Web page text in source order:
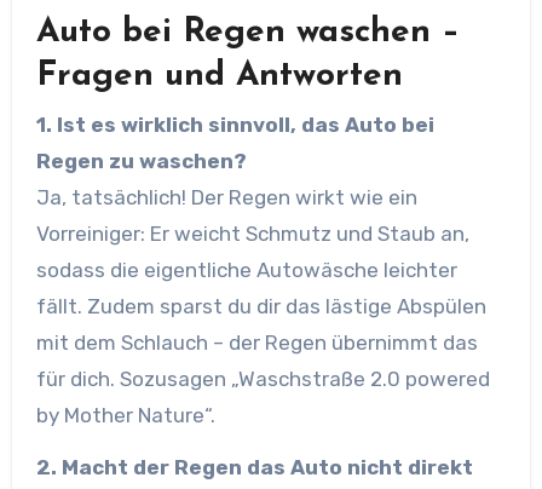
Auto bei Regen waschen –
Fragen und Antworten
1. Ist es wirklich sinnvoll, das Auto bei
Regen zu waschen?
Ja, tatsächlich! Der Regen wirkt wie ein
Vorreiniger: Er weicht Schmutz und Staub an,
sodass die eigentliche Autowäsche leichter
fällt. Zudem sparst du dir das lästige Abspülen
mit dem Schlauch – der Regen übernimmt das
für dich. Sozusagen „Waschstraße 2.0 powered
by Mother Nature“.
2. Macht der Regen das Auto nicht direkt